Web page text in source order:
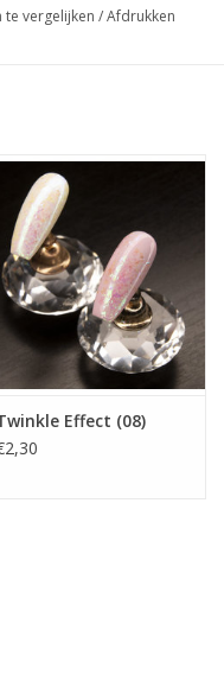
van gellak.
een clear acryl dan is
deel glitter.
vergelijken /Afdrukken
Effect (08)